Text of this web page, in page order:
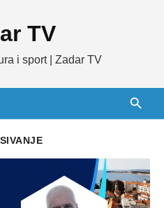
TV
i sport | Zadar TV